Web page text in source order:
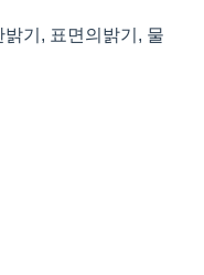
기, 표면의밝기, 물